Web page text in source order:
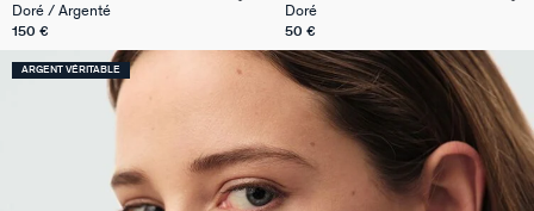
Doré / Argenté
150 €
Doré
50 €
ARGENT VÉRITABLE